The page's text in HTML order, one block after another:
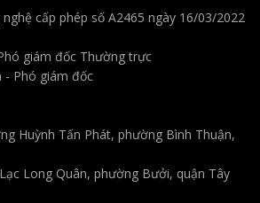
cấp phép số A2465 ngày 16/03/2022
giám đốc Thường trực
- Phó giám đốc
Huỳnh Tấn Phát, phường Bình Thuận,
Long Quân, phường Bưởi, quận Tây